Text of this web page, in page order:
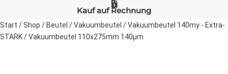
Kauf auf Rechnung
Start /Shop /Beutel /Vakuumbeutel /Vakuumbeutel 140my - Extra-
STARK/ Vakuumbeutel 110x275mm 140µm